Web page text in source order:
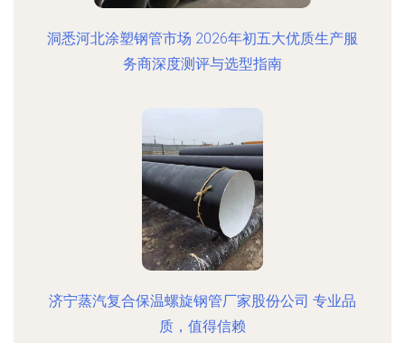
洞悉河北涂塑钢管市场 2026年初五大优质生产服
务商深度测评与选型指南
济宁蒸汽复合保温螺旋钢管厂家股份公司 专业品
质，值得信赖